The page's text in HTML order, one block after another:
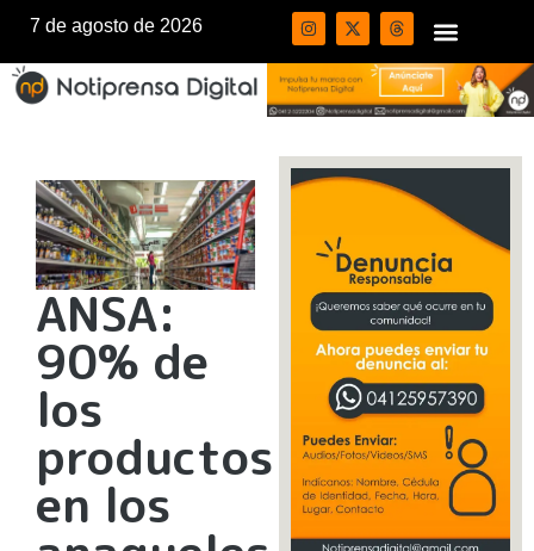
7 de agosto de 2026
ANSA:
90% de
los
productos
en los